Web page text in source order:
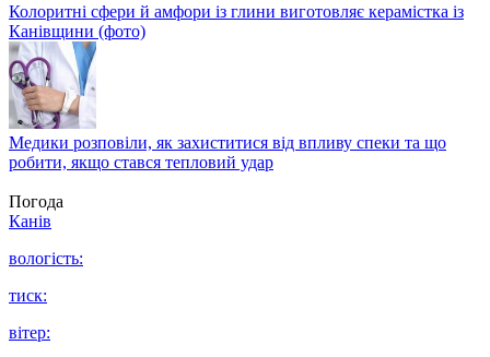
Колоритні сфери й амфори із глини виготовляє керамістка із
Канівщини (фото)
Медики розповіли, як захиститися від впливу спеки та що
робити, якщо стався тепловий удар
Погода
Канів
вологість:
тиск:
вітер: